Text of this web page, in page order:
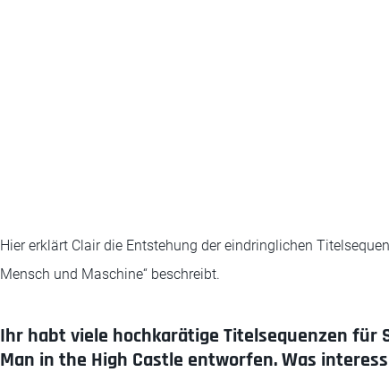
Hier erklärt Clair die Entstehung der eindringlichen
Mensch und Maschine“ beschreibt.
Ihr habt viele hochkarätige Titelsequenzen für
Man in the High Castle entworfen. Was